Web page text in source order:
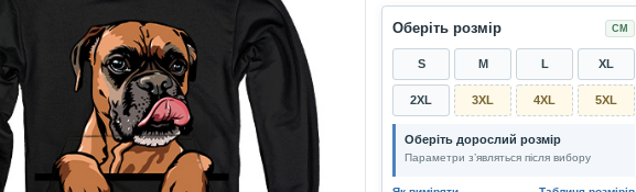
Оберіть розмір СМ
S M L XL
2XL 3XL 4XL 5XL
Оберіть дорослий розмір
Параметри з’являться після вибору